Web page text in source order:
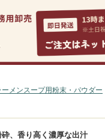
カートを見る お問合せ
メンスープ用粉末・パウダー
、香り高く濃厚な出汁